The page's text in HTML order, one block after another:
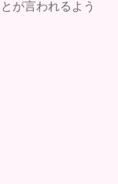
が言われるよう